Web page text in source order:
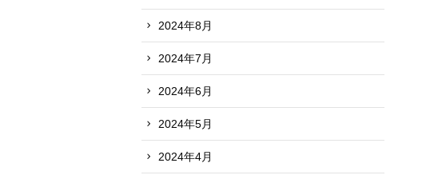
2024年8月
2024年7月
2024年6月
2024年5月
2024年4月